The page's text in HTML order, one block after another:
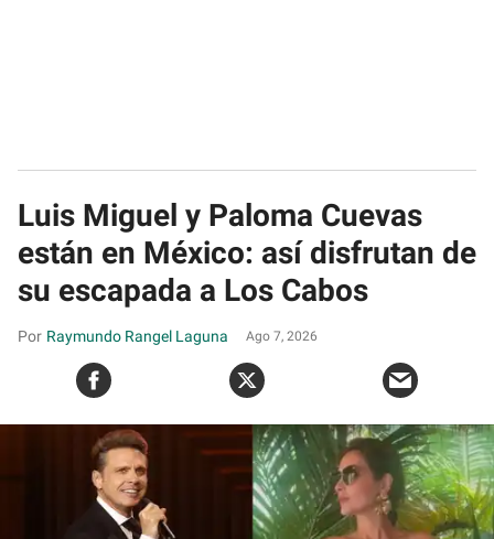
Luis Miguel y Paloma Cuevas
están en México: así disfrutan de
su escapada a Los Cabos
Raymundo Rangel Laguna Ago 7, 2026